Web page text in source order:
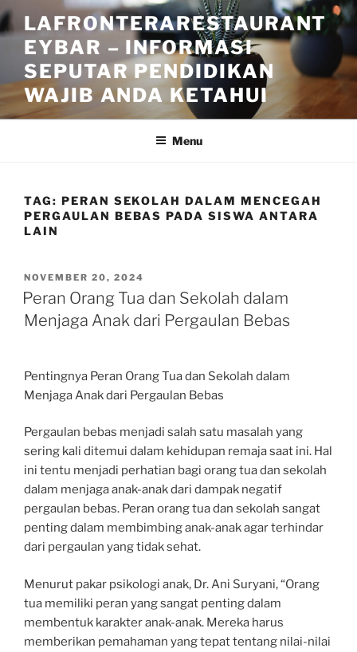
Skip
to
content
LAFRONTERARESTAURANT
EYBAR – INFORMASI
SEPUTAR PENDIDIKAN
WAJIB ANDA KETAHUI
Menu
TAG: PERAN SEKOLAH DALAM MENCEGAH
PERGAULAN BEBAS PADA SISWA ANTARA
LAIN
POSTED
ON
NOVEMBER 20, 2024
Peran Orang Tua dan Sekolah dalam
Menjaga Anak dari Pergaulan Bebas
Pentingnya Peran Orang Tua dan Sekolah dalam
Menjaga Anak dari Pergaulan Bebas
Pergaulan bebas menjadi salah satu masalah yang
sering kali ditemui dalam kehidupan remaja saat ini. Hal
ini tentu menjadi perhatian bagi orang tua dan sekolah
dalam menjaga anak-anak dari dampak negatif
pergaulan bebas. Peran orang tua dan sekolah sangat
penting dalam membimbing anak-anak agar terhindar
dari pergaulan yang tidak sehat.
Menurut pakar psikologi anak, Dr. Ani Suryani, “Orang
tua memiliki peran yang sangat penting dalam
membentuk karakter anak-anak. Mereka harus
memberikan pemahaman yang tepat tentang nilai-nilai